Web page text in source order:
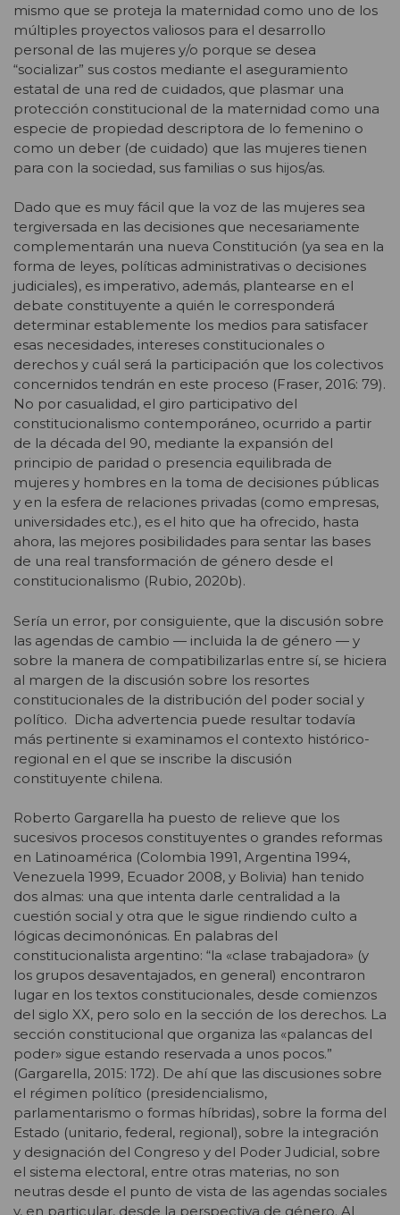
mismo que se proteja la maternidad como uno de los
múltiples proyectos valiosos para el desarrollo
personal de las mujeres y/o porque se desea
“socializar” sus costos mediante el aseguramiento
estatal de una red de cuidados, que plasmar una
protección constitucional de la maternidad como una
especie de propiedad descriptora de lo femenino o
como un deber (de cuidado) que las mujeres tienen
para con la sociedad, sus familias o sus hijos/as.
Dado que es muy fácil que la voz de las mujeres sea
tergiversada en las decisiones que necesariamente
complementarán una nueva Constitución (ya sea en la
forma de leyes, políticas administrativas o decisiones
judiciales), es imperativo, además, plantearse en el
debate constituyente a quién le corresponderá
determinar establemente los medios para satisfacer
esas necesidades, intereses constitucionales o
derechos y cuál será la participación que los colectivos
concernidos tendrán en este proceso (Fraser, 2016: 79).
No por casualidad, el giro participativo del
constitucionalismo contemporáneo, ocurrido a partir
de la década del 90, mediante la expansión del
principio de paridad o presencia equilibrada de
mujeres y hombres en la toma de decisiones públicas
y en la esfera de relaciones privadas (como empresas,
universidades etc.), es el hito que ha ofrecido, hasta
ahora, las mejores posibilidades para sentar las bases
de una real transformación de género desde el
constitucionalismo (Rubio, 2020b).
Sería un error, por consiguiente, que la discusión sobre
las agendas de cambio — incluida la de género — y
sobre la manera de compatibilizarlas entre sí, se hiciera
al margen de la discusión sobre los resortes
constitucionales de la distribución del poder social y
político. Dicha advertencia puede resultar todavía
más pertinente si examinamos el contexto histórico-
regional en el que se inscribe la discusión
constituyente chilena.
Roberto Gargarella ha puesto de relieve que los
sucesivos procesos constituyentes o grandes reformas
en Latinoamérica (Colombia 1991, Argentina 1994,
Venezuela 1999, Ecuador 2008, y Bolivia) han tenido
dos almas: una que intenta darle centralidad a la
cuestión social y otra que le sigue rindiendo culto a
lógicas decimonónicas. En palabras del
constitucionalista argentino: “la «clase trabajadora» (y
los grupos desaventajados, en general) encontraron
lugar en los textos constitucionales, desde comienzos
del siglo XX, pero solo en la sección de los derechos. La
sección constitucional que organiza las «palancas del
poder» sigue estando reservada a unos pocos.”
(Gargarella, 2015: 172). De ahí que las discusiones sobre
el régimen político (presidencialismo,
parlamentarismo o formas híbridas), sobre la forma del
Estado (unitario, federal, regional), sobre la integración
y designación del Congreso y del Poder Judicial, sobre
el sistema electoral, entre otras materias, no son
neutras desde el punto de vista de las agendas sociales
y, en particular, desde la perspectiva de género. Al